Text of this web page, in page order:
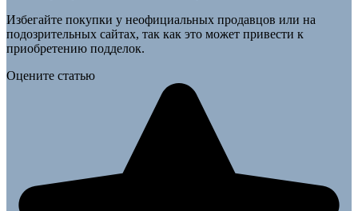
Избегайте покупки у неофициальных продавцов или на
подозрительных сайтах, так как это может привести к
приобретению подделок.
Оцените статью